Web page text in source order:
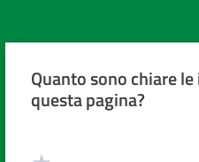
Quanto sono chiare
questa pagina?